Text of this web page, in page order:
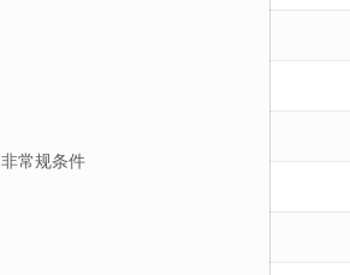
非常规条件